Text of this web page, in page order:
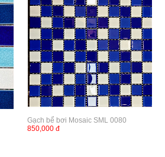
Gạch bể bơi Mosaic SML 0080
850,000 đ